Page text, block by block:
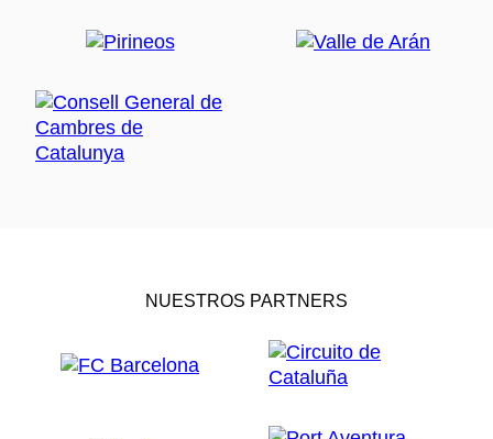
NUESTROS PARTNERS